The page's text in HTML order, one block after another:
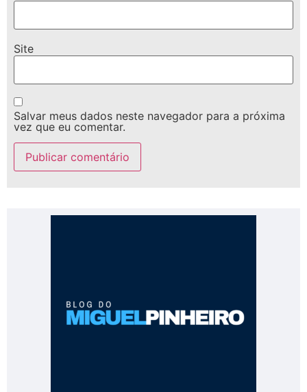
Site
Salvar meus dados neste navegador para a próxima
vez que eu comentar.